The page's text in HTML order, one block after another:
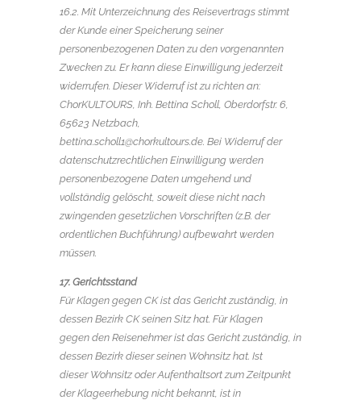
16.2. Mit Unterzeichnung des Reisevertrags stimmt
der Kunde einer Speicherung seiner
personenbezogenen Daten zu den vorgenannten
Zwecken zu. Er kann diese Einwilligung jederzeit
widerrufen. Dieser Widerruf ist zu richten an:
ChorKULTOURS, Inh. Bettina Scholl, Oberdorfstr. 6,
65623 Netzbach,
bettina.scholl1@chorkultours.de. Bei Widerruf der
datenschutzrechtlichen Einwilligung werden
personenbezogene Daten umgehend und
vollständig gelöscht, soweit diese nicht nach
zwingenden gesetzlichen Vorschriften (z.B. der
ordentlichen Buchführung) aufbewahrt werden
müssen.
17. Gerichtsstand
Für Klagen gegen CK ist das Gericht zuständig, in
dessen Bezirk CK seinen Sitz hat. Für Klagen
gegen den Reisenehmer ist das Gericht zuständig, in
dessen Bezirk dieser seinen Wohnsitz hat. Ist
dieser Wohnsitz oder Aufenthaltsort zum Zeitpunkt
der Klageerhebung nicht bekannt, ist in